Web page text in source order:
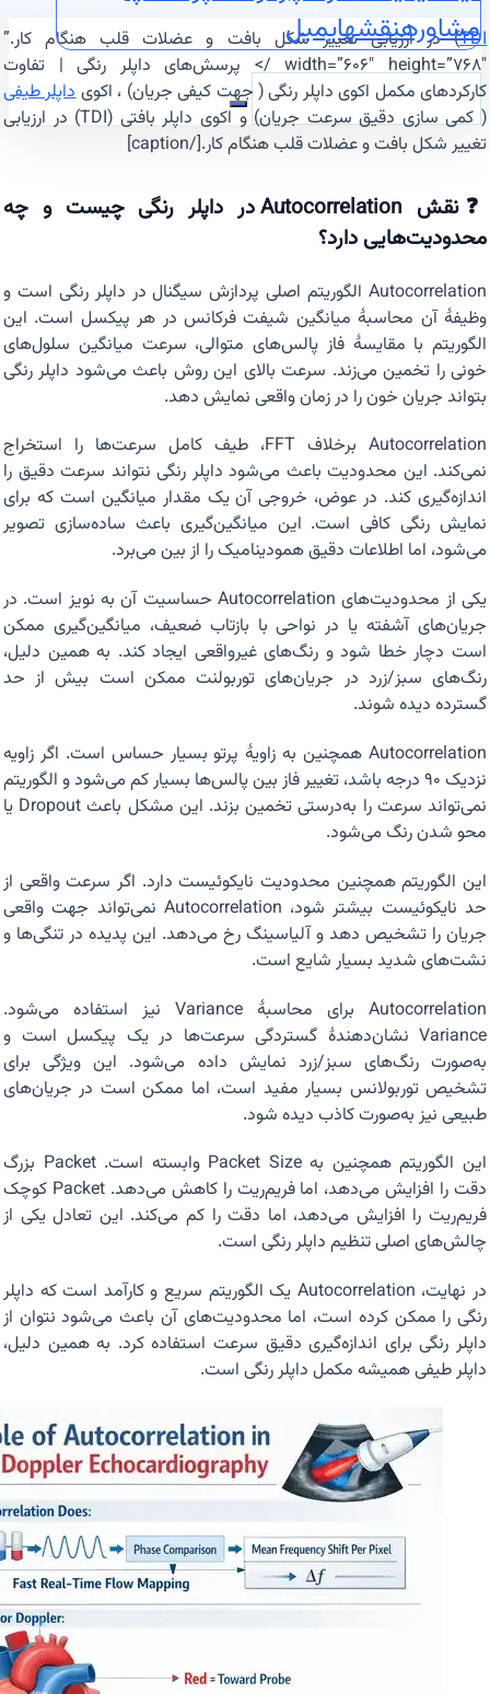
مشاورهنقشهایمیل TDI) در ارزیابی تغییر شکل بافت و عضلات قلب هنگام کار.”
width=”606″ height=”768″ /> پرسش‌های داپلر رنگی | تفاوت
کارکردهای مکمل اکوی داپلر رنگی ( جهت کیفی جریان) ، اکویداپلر طیفی
( کمی سازی دقیق سرعت جریان) و اکوی داپلر بافتی (TDI) در ارزیابی
تغییر شکل بافت و عضلات قلب هنگام کار.[/caption]
❓نقش Autocorrelation در داپلر رنگی چیست و چه
محدودیت‌هایی دارد؟
Autocorrelation الگوریتم اصلی پردازش سیگنال در داپلر رنگی است و
وظیفهٔ آن محاسبهٔ میانگین شیفت فرکانس در هر پیکسل است. این
الگوریتم با مقایسهٔ فاز پالس‌های متوالی، سرعت میانگین سلول‌های
خونی را تخمین می‌زند. سرعت بالای این روش باعث می‌شود داپلر رنگی
بتواند جریان خون را در زمان واقعی نمایش دهد.
Autocorrelation برخلاف FFT، طیف کامل سرعت‌ها را استخراج
نمی‌کند. این محدودیت باعث می‌شود داپلر رنگی نتواند سرعت دقیق را
اندازه‌گیری کند. در عوض، خروجی آن یک مقدار میانگین است که برای
نمایش رنگی کافی است. این میانگین‌گیری باعث ساده‌سازی تصویر
می‌شود، اما اطلاعات دقیق همودینامیک را از بین می‌برد.
یکی از محدودیت‌های Autocorrelation حساسیت آن به نویز است. در
جریان‌های آشفته یا در نواحی با بازتاب ضعیف، میانگین‌گیری ممکن
است دچار خطا شود و رنگ‌های غیرواقعی ایجاد کند. به همین دلیل،
رنگ‌های سبز/زرد در جریان‌های توربولنت ممکن است بیش از حد
گسترده دیده شوند.
Autocorrelation همچنین به زاویهٔ پرتو بسیار حساس است. اگر زاویه
نزدیک ۹۰ درجه باشد، تغییر فاز بین پالس‌ها بسیار کم می‌شود و الگوریتم
نمی‌تواند سرعت را به‌درستی تخمین بزند. این مشکل باعث Dropout یا
محو شدن رنگ می‌شود.
این الگوریتم همچنین محدودیت نایکوئیست دارد. اگر سرعت واقعی از
حد نایکوئیست بیشتر شود، Autocorrelation نمی‌تواند جهت واقعی
جریان را تشخیص دهد و آلیاسینگ رخ می‌دهد. این پدیده در تنگی‌ها و
نشت‌های شدید بسیار شایع است.
Autocorrelation برای محاسبهٔ Variance نیز استفاده می‌شود.
Variance نشان‌دهندهٔ گستردگی سرعت‌ها در یک پیکسل است و
به‌صورت رنگ‌های سبز/زرد نمایش داده می‌شود. این ویژگی برای
تشخیص توربولانس بسیار مفید است، اما ممکن است در جریان‌های
طبیعی نیز به‌صورت کاذب دیده شود.
این الگوریتم همچنین به Packet Size وابسته است. Packet بزرگ
دقت را افزایش می‌دهد، اما فریم‌ریت را کاهش می‌دهد. Packet کوچک
فریم‌ریت را افزایش می‌دهد، اما دقت را کم می‌کند. این تعادل یکی از
چالش‌های اصلی تنظیم داپلر رنگی است.
در نهایت، Autocorrelation یک الگوریتم سریع و کارآمد است که داپلر
رنگی را ممکن کرده است، اما محدودیت‌های آن باعث می‌شود نتوان از
داپلر رنگی برای اندازه‌گیری دقیق سرعت استفاده کرد. به همین دلیل،
داپلر طیفی همیشه مکمل داپلر رنگی است.